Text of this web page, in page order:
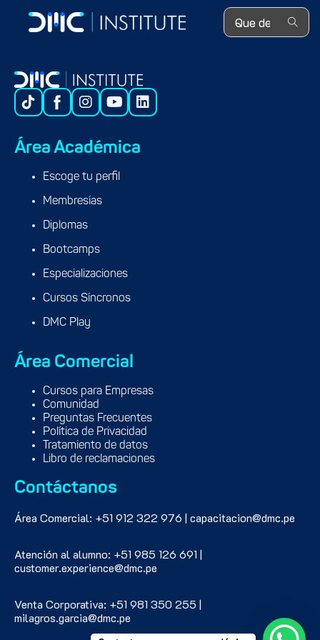
Search ...
Área Académica
Escoge tu perfil
Membresías
Diplomas
Bootcamps
Especializaciones
Cursos Síncronos
DMC Play
Área Comercial
Cursos para Empresas
Comunidad
Preguntas Frecuentes
Política de Privacidad
Tratamiento de datos
Libro de reclamaciones
Contáctanos
Área Comercial: +51 912 322 976 | capacitacion@dmc.pe
Atención al alumno: +51 985 126 691 |
customer.experience@dmc.pe
Venta Corporativa: +51 981 350 255 |
milagros.garcia@dmc.pe